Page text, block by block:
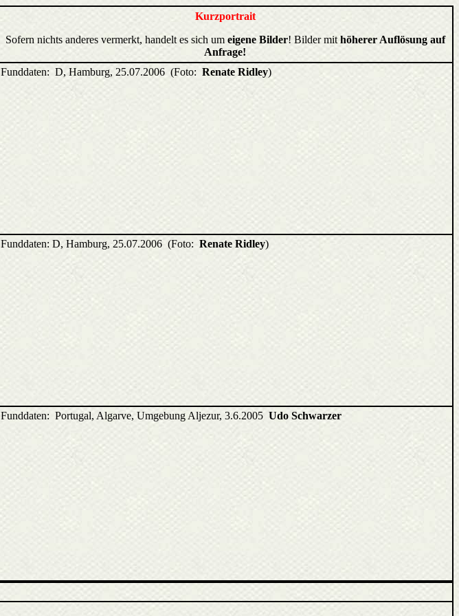
Kurzportrait
Sofern nichts anderes vermerkt, handelt es sich um eigene Bilder! Bilder mit höherer Auflösung auf
Anfrage!
Funddaten: D, Hamburg, 25.07.2006 (Foto: Renate Ridley)
Funddaten: D, Hamburg, 25.07.2006 (Foto: Renate Ridley)
Funddaten: Portugal, Algarve, Umgebung Aljezur, 3.6.2005 Udo Schwarzer